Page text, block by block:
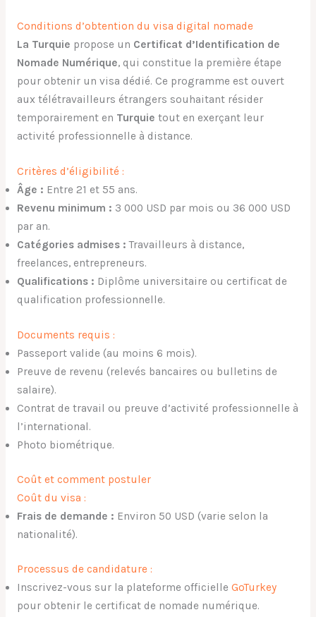
Conditions d’obtention du visa digital nomade
La Turquie propose un Certificat d’Identification de
Nomade Numérique, qui constitue la première étape
pour obtenir un visa dédié. Ce programme est ouvert
aux télétravailleurs étrangers souhaitant résider
temporairement en Turquie tout en exerçant leur
activité professionnelle à distance.
Critères d’éligibilité :
Âge : Entre 21 et 55 ans.
Revenu minimum : 3 000 USD par mois ou 36 000 USD
par an.
Catégories admises : Travailleurs à distance,
freelances, entrepreneurs.
Qualifications : Diplôme universitaire ou certificat de
qualification professionnelle.
Documents requis :
Passeport valide (au moins 6 mois).
Preuve de revenu (relevés bancaires ou bulletins de
salaire).
Contrat de travail ou preuve d’activité professionnelle à
l’international.
Photo biométrique.
Coût et comment postuler
Coût du visa :
Frais de demande : Environ 50 USD (varie selon la
nationalité).
Processus de candidature :
Inscrivez-vous sur la plateforme officielle GoTurkey
pour obtenir le certificat de nomade numérique.